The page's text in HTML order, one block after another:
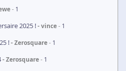
1
2025 ! vince 1
! Zerosquare 1
Zerosquare 1